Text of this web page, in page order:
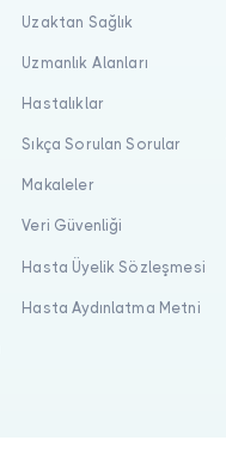
Uzaktan Sağlık
Uzmanlık Alanları
Hastalıklar
Sıkça Sorulan Sorular
Makaleler
Veri Güvenliği
Hasta Üyelik Sözleşmesi
Hasta Aydınlatma Metni